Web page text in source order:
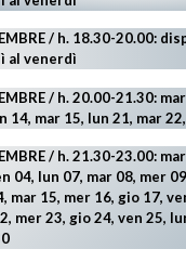
/ h. 18.30-20.00:
al venerdì
/ h. 20.00-21.30:
14, mar 15, lun 21, mar
/ h. 21.30-23.00:
04, lun 07, mar 08, mer
mar 15, mer 16, gio 17,
mer 23, gio 24, ven 25,